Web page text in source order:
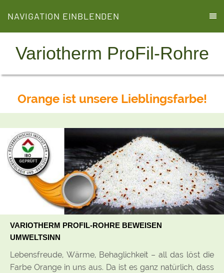
NAVIGATION EINBLENDEN
Variotherm ProFil-Rohre
Orange ist unsere Lieblingsfarbe!
VARIOTHERM PROFIL-ROHRE BEWEISEN
UMWELTSINN
Lebensfreude, Wärme, Behaglichkeit – all das löst die
Farbe Orange in uns aus. Da ist es ganz natürlich, dass